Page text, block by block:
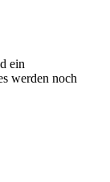
ein
werden noch